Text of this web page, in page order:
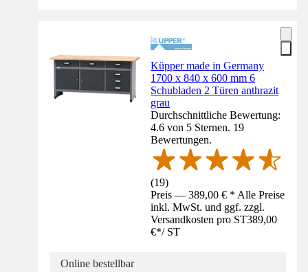
Küpper made in Germany
1700 x 840 x 600 mm 6
Schubladen 2 Türen anthrazit
grau
Durchschnittliche Bewertung:
4.6 von 5 Sternen. 19
Bewertungen.
(19)
Preis — 389,00 € * Alle Preise
inkl. MwSt. und ggf. zzgl.
Versandkosten pro ST389,00
€*/ ST
Online bestellbar